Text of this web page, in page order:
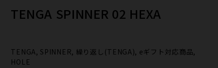
TENGA SPINNER 02 HEXA
TENGA, SPINNER, 繰り返し(TENGA), eギフト対応商品,
HOLE